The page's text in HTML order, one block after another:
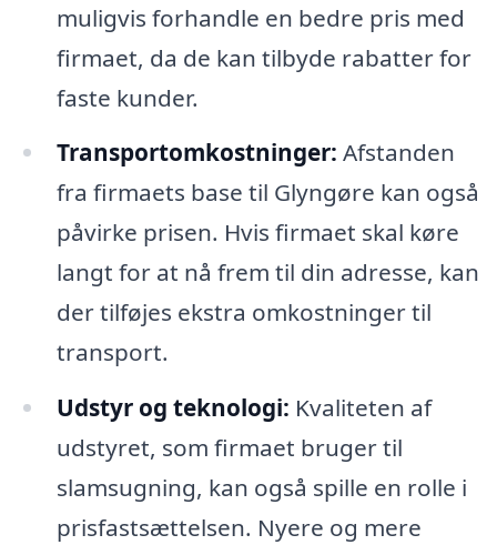
muligvis forhandle en bedre pris med
firmaet, da de kan tilbyde rabatter for
faste kunder.
Transportomkostninger: Afstanden
fra firmaets base til Glyngøre kan også
påvirke prisen. Hvis firmaet skal køre
langt for at nå frem til din adresse, kan
der tilføjes ekstra omkostninger til
transport.
Udstyr og teknologi: Kvaliteten af
udstyret, som firmaet bruger til
slamsugning, kan også spille en rolle i
prisfastsættelsen. Nyere og mere